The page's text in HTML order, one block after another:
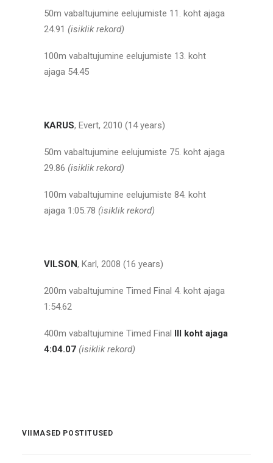
50m vabaltujumine eelujumiste 11. koht ajaga
24.91 (isiklik rekord)
100m vabaltujumine eelujumiste 13. koht
ajaga 54.45
KARUS, Evert, 2010 (14 years)
50m vabaltujumine eelujumiste 75. koht ajaga
29.86 (isiklik rekord)
100m vabaltujumine eelujumiste 84. koht
ajaga 1:05.78 (isiklik rekord)
VILSON, Karl, 2008 (16 years)
200m vabaltujumine Timed Final 4. koht ajaga
1:54.62
400m vabaltujumine Timed Final III koht ajaga
4:04.07 (isiklik rekord)
VIIMASED POSTITUSED